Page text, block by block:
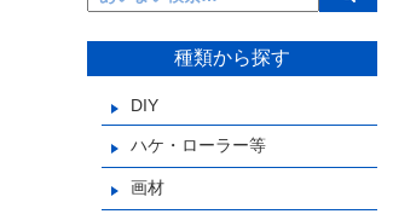
種類から探す
DIY
ハケ・ローラー等
画材